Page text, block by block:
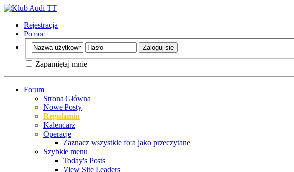
Rejestracja
Pomoc
Zapamiętaj mnie
Forum
Strona Główna
Nowe Posty
Regulamin
Kalendarz
Operacje
Zaznacz wszystkie fora jako przeczytane
Szybkie menu
Today's Posts
View Site Leaders